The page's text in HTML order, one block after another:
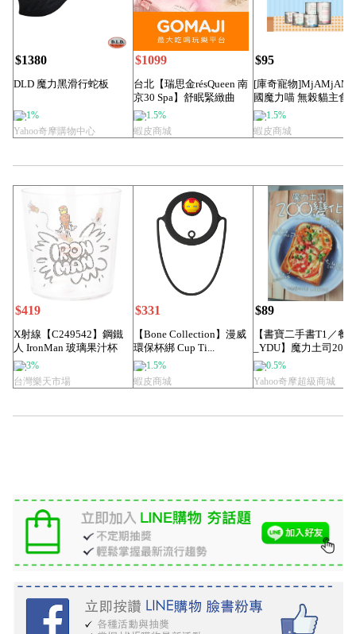
$1380
DLD 魔力黑滑行蛇板
1%
Yahoo奇摩購物中心
$1099
台北【瑞思金résQueen 南
京30 Spa】舒眠緊緻曲
線...1.5%
蝦皮商城
$95
[庫奇寵物]MjAMjAM
國魔力喵 無榖貓主食
鮮肉主...
1.5%
蝦皮商城
$419
X射線【C249542】鋼鐵
人 IronMan 玻璃果汁杯
3...3%
台灣樂天市場
$331
【Bone Collection】漫威
環保杯綁 Cup Ti...
1.5%
蝦皮商城
$89
【書寶二手書T1／餐
_YDU】魔力土司200
變化_楊桃文...
0.5%
Yahoo奇摩超級商城